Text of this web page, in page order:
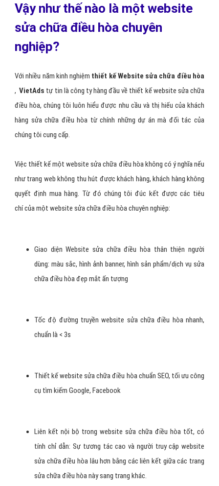
Vậy như thế nào là một website
sửa chữa điều hòa chuyên
nghiệp?
Với nhiều năm kinh nghiệm thiết kế Website sửa chữa điều hòa
,VietAds tự tin là công ty hàng đầu về thiết kế website sửa chữa
điều hòa, chúng tôi luôn hiểu được nhu cầu và thị hiếu của khách
hàng sửa chữa điều hòa từ chính những dự án mà đối tác của
chúng tôi cung cấp.
Việc thiết kế một website sửa chữa điều hòa không có ý nghĩa nếu
như trang web không thu hút được khách hàng, khách hàng không
quyết định mua hàng. Từ đó chúng tôi đúc kết được các tiêu
chí của một website sửa chữa điều hòa chuyên nghiệp:
Giao diện Website sửa chữa điều hòa thân thiện người
dùng: màu sắc, hình ảnh banner, hình sản phẩm/dịch vụ sửa
chữa điều hòa đẹp mắt ấn tượng
Tốc độ đường truyền website sửa chữa điều hòa nhanh,
chuẩn là < 3s
Thiết kế website sửa chữa điều hòa chuẩn SEO, tối ưu công
cụ tìm kiếm Google, Facebook
Liên kết nội bộ trong website sửa chữa điều hòa tốt, có
tính chỉ dẫn: Sự tương tác cao và người truy cập website
sửa chữa điều hòa lâu hơn bằng các liên kết giữa các trang
sửa chữa điều hòa này sang trang khác.